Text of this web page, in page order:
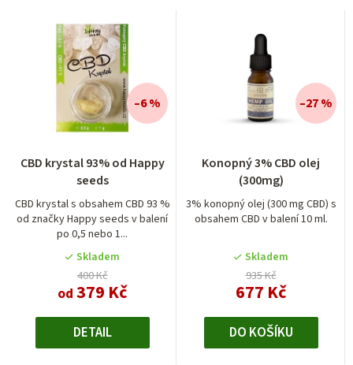
CBD krystal 93% od Happy
seeds
CBD krystal s obsahem CBD 93 %
od značky Happy seeds v balení
po 0,5 nebo 1...
Skladem
400 Kč
od 379 Kč
–6 %
DETAIL
Konopný 3% CBD olej
(300mg)
3% konopný olej (300 mg CBD) s
obsahem CBD v balení 10 ml.
Skladem
935 Kč
677 Kč
–27 %
DO KOŠÍKU